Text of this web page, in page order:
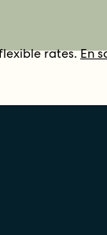
rates.En
RÉSERVER